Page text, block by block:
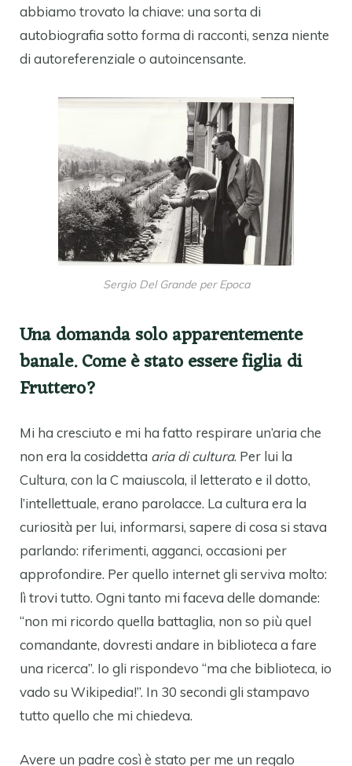
abbiamo trovato la chiave: una sorta di
autobiografia sotto forma di racconti, senza niente
di autoreferenziale o autoincensante.
Sergio Del Grande per Epoca
Una domanda solo apparentemente
banale. Come è stato essere figlia di
Fruttero?
Mi ha cresciuto e mi ha fatto respirare un’aria che
non era la cosiddetta aria di cultura. Per lui la
Cultura, con la C maiuscola, il letterato e il dotto,
l’intellettuale, erano parolacce. La cultura era la
curiosità per lui, informarsi, sapere di cosa si stava
parlando: riferimenti, agganci, occasioni per
approfondire. Per quello internet gli serviva molto:
lì trovi tutto. Ogni tanto mi faceva delle domande:
“non mi ricordo quella battaglia, non so più quel
comandante, dovresti andare in biblioteca a fare
una ricerca”. Io gli rispondevo “ma che biblioteca, io
vado su Wikipedia!”. In 30 secondi gli stampavo
tutto quello che mi chiedeva.
Avere un padre così è stato per me un regalo